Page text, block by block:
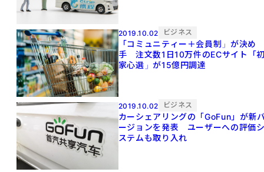
2019.10.02 ビジネス
「コミュニティー＋会員制」が決め
手 注文数1日10万件のECサイト「
家心選」が15億円調達
2019.10.02 ビジネス
カーシェアリングの「GoFun」が新
ージョンを発表 ユーザーへの評価
ステムも取り入れ